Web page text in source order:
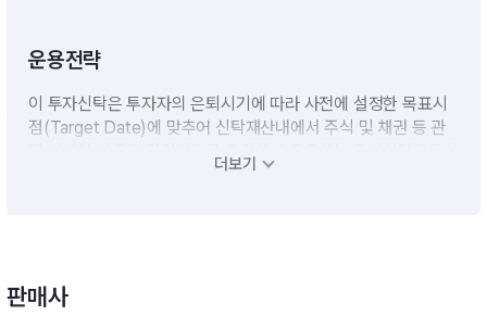
운용전략
이 투자신탁은 투자자의 은퇴시기에 따라 사전에 설정한 목표시
점(Target Date)에 맞추어 신탁재산내에서 주식 및 채권 등 관
련 자산의 비중을 탄력적으로 조절하여 운용하는 투자신탁으로서
주로 국내ㆍ외 집합투자증권(ETF)에 분산투자 합니다.※ 비교지
더보기
판매사